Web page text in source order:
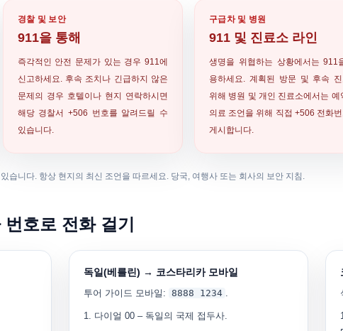
경찰 및 보안
911을 통해
즉각적인 안전 문제가 있는 경우 911에
신고하세요. 후속 조치나 긴급하지 않은
문제의 경우 호텔이나 현지 연락하시면
해당 경찰서 +506 번호를 알려드릴 수
있습니다.
구급차 및 병원
911 및 진료소 라인
생명을 위협하는 상황에서는 911
용하세요. 계획된 방문 및 후속 진
위해 병원 및 개인 진료소에서는 예
의료 조언을 위해 직접 +506 전화
게시합니다.
습니다. 항상 현지의 최신 조언을 따르세요. 당국, 여행사 또는 회사의 보안 지침.
호로 전화 걸기
독일(베를린) → 코스타리카 모바일
투어 가이드 모바일: 8888 1234 .
다이얼 00– 독일의 국제 접두사.